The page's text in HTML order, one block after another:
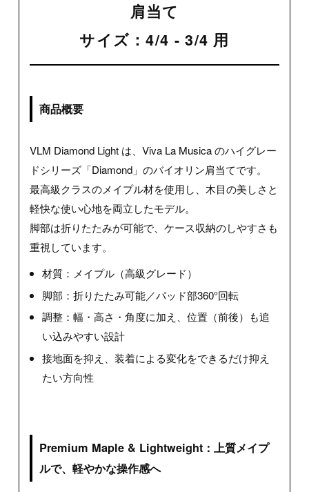
肩当て
サイズ：4/4 - 3/4 用
商品概要
VLM Diamond Light は、Viva La Musica のハイグレー
ドシリーズ「Diamond」のバイオリン肩当てです。
最高級クラスのメイプル材を使用し、木目の美しさと
軽快な使い心地を両立したモデル。
脚部は折りたたみが可能で、ケース収納のしやすさも
重視しています。
材質：メイプル（高級グレード）
脚部：折りたたみ可能／パッド部360°回転
調整：幅・高さ・角度に加え、位置（前後）も追
い込みやすい設計
接地面を抑え、装着による変化をできるだけ抑え
たい方向性
Premium Maple & Lightweight：上質メイプ
ルで、軽やかな操作感へ